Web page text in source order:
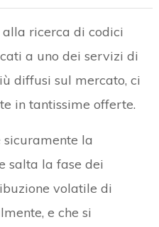
ricerca di codici
a uno dei servizi di
diffusi sul mercato, ci
in tantissime offerte.
sicuramente la
salta la fase dei
volatile di
e che si